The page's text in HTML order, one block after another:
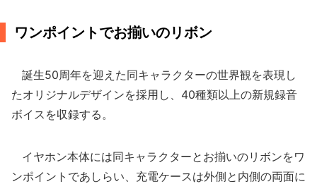
ワンポイントでお揃いのリボン
誕生50周年を迎えた同キャラクターの世界観を表現し
たオリジナルデザインを採用し、40種類以上の新規録音
ボイスを収録する。
イヤホン本体には同キャラクターとお揃いのリボンをワ
ンポイントであしらい、充電ケースは外側と内側の両面に